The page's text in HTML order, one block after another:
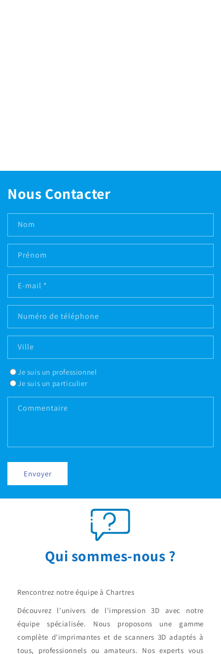
Nous Contacter
Nom
Prénom
E-mail *
Numéro de téléphone
Ville
Je suis un professionnel
Je suis un particulier
Commentaire
Envoyer
Qui sommes-nous ?
Rencontrez notre équipe à Chartres
Découvrez l'univers de l'impression 3D avec notre
équipe spécialisée. Nous proposons une gamme
complète d'imprimantes et de scanners 3D adaptés à
tous, professionnels ou amateurs. Nos experts vous